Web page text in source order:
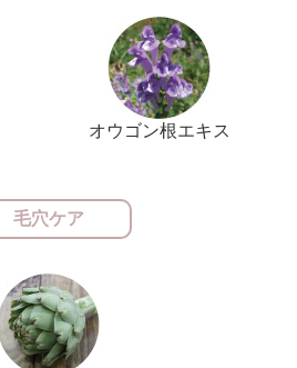
オウゴン根エキス
毛穴ケア